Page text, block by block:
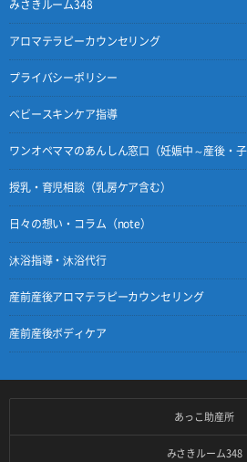
みさきルーム348
アロマテラピーカウンセリング
プライバシーポリシー
ベビースキンケア指導
ワンオペママのあんしん窓口（妊娠中～産後・子
授乳・育児相談（乳房ケア含む）
日々の想い・コラム（note）
沐浴指導・沐浴代行
産前産後アロマテラピーカウンセリング
産前産後ボディケア
あっこ助産所
みさきルーム348